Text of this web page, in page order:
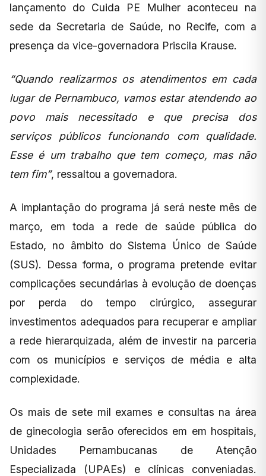
lançamento do Cuida PE Mulher aconteceu na
sede da Secretaria de Saúde, no Recife, com a
presença da vice-governadora Priscila Krause.
“Quando realizarmos os atendimentos em cada
lugar de Pernambuco, vamos estar atendendo ao
povo mais necessitado e que precisa dos
serviços públicos funcionando com qualidade.
Esse é um trabalho que tem começo, mas não
tem fim”, ressaltou a governadora.
A implantação do programa já será neste mês de
março, em toda a rede de saúde pública do
Estado, no âmbito do Sistema Único de Saúde
(SUS). Dessa forma, o programa pretende evitar
complicações secundárias à evolução de doenças
por perda do tempo cirúrgico, assegurar
investimentos adequados para recuperar e ampliar
a rede hierarquizada, além de investir na parceria
com os municípios e serviços de média e alta
complexidade.
Os mais de sete mil exames e consultas na área
de ginecologia serão oferecidos em em hospitais,
Unidades Pernambucanas de Atenção
Especializada (UPAEs) e clínicas conveniadas.